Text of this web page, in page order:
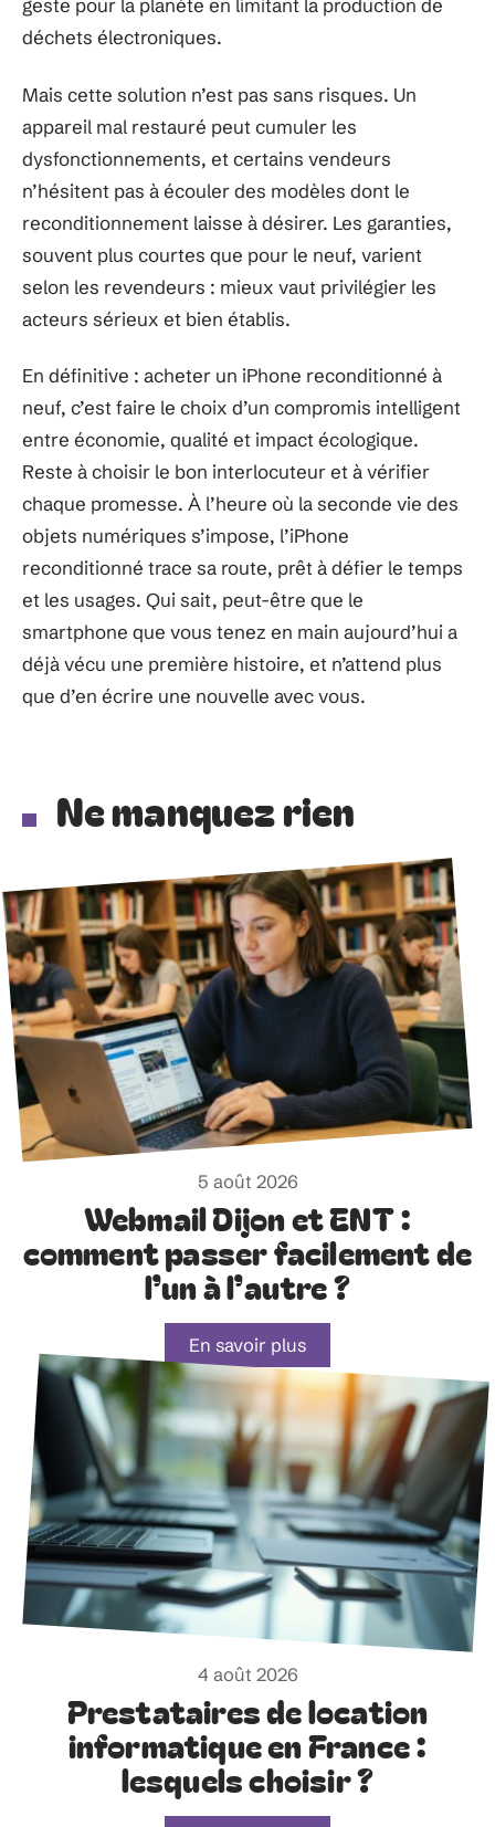
geste pour la planète en limitant la production de
déchets électroniques.
Mais cette solution n’est pas sans risques. Un
appareil mal restauré peut cumuler les
dysfonctionnements, et certains vendeurs
n’hésitent pas à écouler des modèles dont le
reconditionnement laisse à désirer. Les garanties,
souvent plus courtes que pour le neuf, varient
selon les revendeurs : mieux vaut privilégier les
acteurs sérieux et bien établis.
En définitive : acheter un iPhone reconditionné à
neuf, c’est faire le choix d’un compromis intelligent
entre économie, qualité et impact écologique.
Reste à choisir le bon interlocuteur et à vérifier
chaque promesse. À l’heure où la seconde vie des
objets numériques s’impose, l’iPhone
reconditionné trace sa route, prêt à défier le temps
et les usages. Qui sait, peut-être que le
smartphone que vous tenez en main aujourd’hui a
déjà vécu une première histoire, et n’attend plus
que d’en écrire une nouvelle avec vous.
Ne manquez rien
5 août 2026
Webmail Dijon et ENT :
comment passer facilement de
l’un à l’autre ?
En savoir plus
4 août 2026
Prestataires de location
informatique en France :
lesquels choisir ?